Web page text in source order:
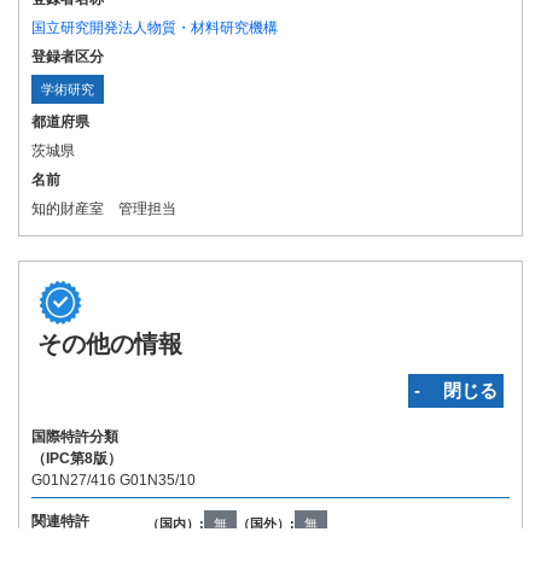
国立研究開発法人物質・材料研究機構
登録者区分
学術研究
都道府県
茨城県
名前
知的財産室 管理担当
その他の情報
‐ 閉じる
国際特許分類
（IPC第8版）
G01N27/416 G01N35/10
関連特許 （国内）: 無 （国外）: 無